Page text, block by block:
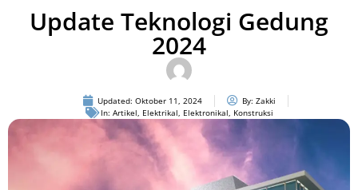
Update Teknologi Gedung
2024
Updated: Oktober 11, 2024 By: Zakki
In: Artikel, Elektrikal, Elektronikal, Konstruksi